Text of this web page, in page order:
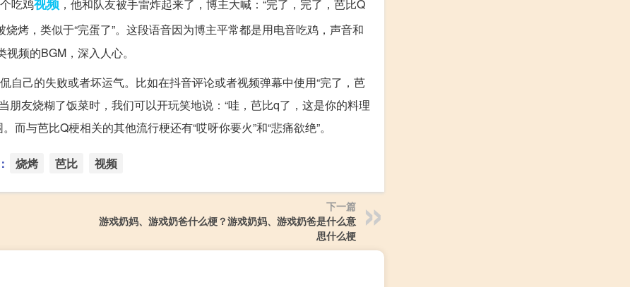
吃鸡视频 ，他和队友被手雷炸起来了，博主大喊：“完了，完了，芭比Q
烧烤，类似于“完蛋了”。这段语音因为博主平常都是用电音吃鸡，声音和
频的BGM，深入人心。
己的失败或者坏运气。比如在抖音评论或者视频弹幕中使用“完了，芭
朋友烧糊了饭菜时，我们可以开玩笑地说：“哇，芭比q了，这是你的料理
与芭比Q梗相关的其他流行梗还有“哎呀你要火”和“悲痛欲绝”。
烧烤 芭比 视频
下一篇
游戏奶妈、游戏奶爸什么梗？游戏奶妈、游戏奶爸是什么意
思什么梗